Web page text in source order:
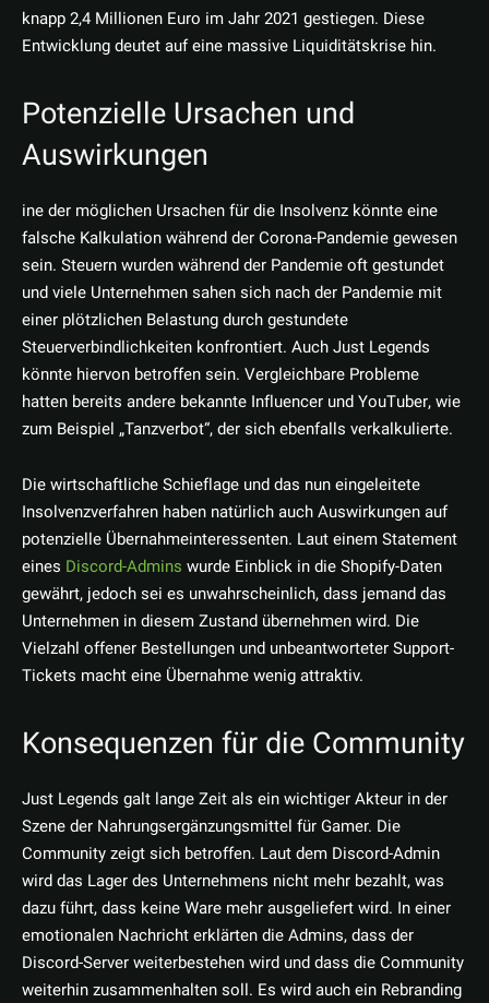
knapp 2,4 Millionen Euro im Jahr 2021 gestiegen. Diese
Entwicklung deutet auf eine massive Liquiditätskrise hin.
Potenzielle Ursachen und
Auswirkungen
ine der möglichen Ursachen für die Insolvenz könnte eine
falsche Kalkulation während der Corona-Pandemie gewesen
sein. Steuern wurden während der Pandemie oft gestundet
und viele Unternehmen sahen sich nach der Pandemie mit
einer plötzlichen Belastung durch gestundete
Steuerverbindlichkeiten konfrontiert. Auch Just Legends
könnte hiervon betroffen sein. Vergleichbare Probleme
hatten bereits andere bekannte Influencer und YouTuber, wie
zum Beispiel „Tanzverbot“, der sich ebenfalls verkalkulierte.
Die wirtschaftliche Schieflage und das nun eingeleitete
Insolvenzverfahren haben natürlich auch Auswirkungen auf
potenzielle Übernahmeinteressenten. Laut einem Statement
eines Discord-Admins wurde Einblick in die Shopify-Daten
gewährt, jedoch sei es unwahrscheinlich, dass jemand das
Unternehmen in diesem Zustand übernehmen wird. Die
Vielzahl offener Bestellungen und unbeantworteter Support-
Tickets macht eine Übernahme wenig attraktiv.
Konsequenzen für die Community
Just Legends galt lange Zeit als ein wichtiger Akteur in der
Szene der Nahrungsergänzungsmittel für Gamer. Die
Community zeigt sich betroffen. Laut dem Discord-Admin
wird das Lager des Unternehmens nicht mehr bezahlt, was
dazu führt, dass keine Ware mehr ausgeliefert wird. In einer
emotionalen Nachricht erklärten die Admins, dass der
Discord-Server weiterbestehen wird und dass die Community
weiterhin zusammenhalten soll. Es wird auch ein Rebranding